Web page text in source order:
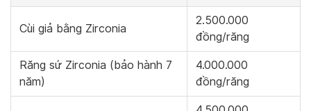
Cùi giả bằng Zirconia
2.500.000
đồng/răng
Răng sứ Zirconia (bảo hành 7
năm)
4.000.000
đồng/răng